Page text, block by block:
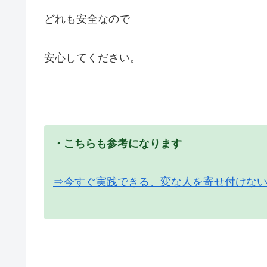
どれも安全なので
安心してください。
・こちらも参考になります
⇒今すぐ実践できる、変な人を寄せ付けな